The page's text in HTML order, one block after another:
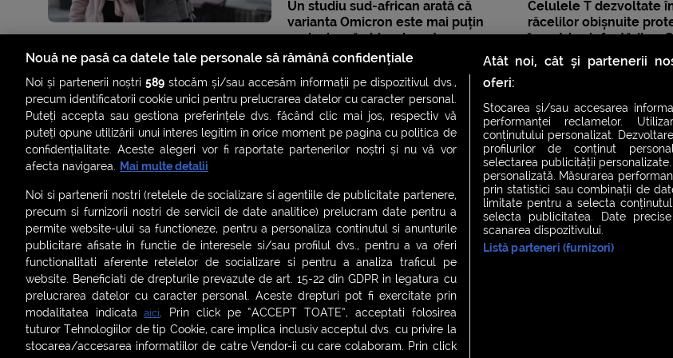
Un studiu sud-african arată că
varianta Omicron este mai puțin
periculoasă chiar și pentru
nevaccinați
Celulele T dezvoltate
răcelilor obișnuite
împotriva infectării cu
arată un studiu britanic
ȘTIRI SMART SHORTS LIVE FEVER BRUNCH FEVER NIGHT FEVER
LIVE FEVER
ASCULTĂ ACUM RADIOURILE SMART
| Politica de confidențialitate Politica de cookies
Contact:office@smartradio.ro
Nouă ne pasă ca datele tale personale să rămână confidențiale
Noi și partenerii noștri589 stocăm și/sau accesăm informații pe dispozitivul dvs.,
precum identificatorii cookie unici pentru prelucrarea datelor cu caracter personal.
Puteți accepta sau gestiona preferințele dvs. făcând clic mai jos, respectiv vă
puteți opune utilizării unui interes legitim în orice moment pe pagina cu politica de
confidențialitate. Aceste alegeri vor fi raportate partenerilor noștri și nu vă vor
afecta navigarea. Mai multe detalii
Noi si partenerii nostri (retelele de socializare si agentiile de publicitate partenere,
precum si furnizorii nostri de servicii de date analitice) prelucram date pentru a
permite website-ului sa functioneze, pentru a personaliza continutul si anunturile
publicitare afisate in functie de interesele si/sau profilul dvs., pentru a va oferi
functionalitati aferente retelelor de socializare si pentru a analiza traficul pe
website. Beneficiati de drepturile prevazute de art. 15-22 din GDPR in legatura cu
prelucrarea datelor cu caracter personal. Aceste drepturi pot fi exercitate prin
modalitatea indicataaici. Prin click pe “ACCEPT TOATE”, acceptati folosirea
tuturor Tehnologiilor de tip Cookie, care implica inclusiv acceptul dvs. cu privire la
stocarea/accesarea informatiilor de catre Vendor-ii cu care colaboram. Prin click
Atât noi, cât și partenerii
oferi:
Stocarea și/sau accesarea
performanței reclamelor.
conținutului personalizat.
profilurilor de conținut
selectarea publicității
personalizată. Măsurarea
prin statistici sau combinații de
limitate pentru a selecta
selecta publicitatea. Date
scanarea dispozitivului.
Listă parteneri (furnizori)